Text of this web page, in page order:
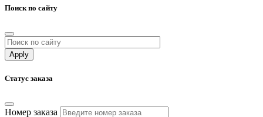
Поиск по сайту
Статус заказа
Номер заказа